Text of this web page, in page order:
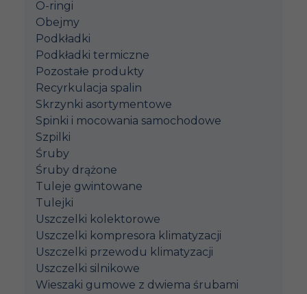
O-ringi
Obejmy
Podkładki
Podkładki termiczne
Pozostałe produkty
Recyrkulacja spalin
Skrzynki asortymentowe
Spinki i mocowania samochodowe
Szpilki
Śruby
Śruby drążone
Tuleje gwintowane
Tulejki
Uszczelki kolektorowe
Uszczelki kompresora klimatyzacji
Uszczelki przewodu klimatyzacji
Uszczelki silnikowe
Wieszaki gumowe z dwiema śrubami